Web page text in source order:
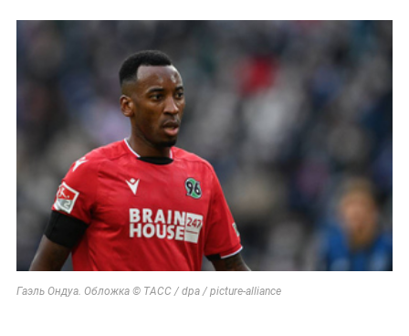
Гаэль Ондуа. Обложка © ТАСС / dpa / picture-alliance